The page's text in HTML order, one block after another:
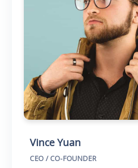
Vince Yuan
CEO / CO-FOUNDER